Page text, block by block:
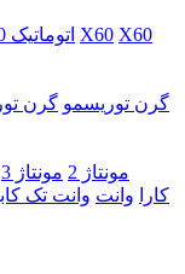
X50 اتوماتیک X60 X60
گرن توریسمو گرن
مونتاژ 2
مونتاژ 3
کارا وانت وانت تک